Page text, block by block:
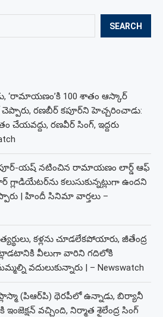
SEARCH
‘రామాయణం’కి 100 శాతం ఆస్కార్
రణబీర్ కపూర్‌ని హెచ్చరించాడు:
చేయవద్దు, రణవీర్ సింగ్, ఇద్దరు
యష్ నటించిన రామాయణం లార్డ్ ఆఫ్
గ్లాడియేటర్‌ను కలుసుకున్నట్లుగా ఉందని
| హిందీ సినిమా వార్తలు –
కళ్లను చూడలేకపోయారు, జీతేంద్ర
వీలుగా వారిని గదిలోకి
వదులుకున్నారు | – Newswatch
(పిఆర్‌పి) థెరపీలో ఉన్నాడు, బిర్యానీ
ఇంజెక్షన్ వచ్చింది, నిర్మాత శైలేంద్ర సింగ్